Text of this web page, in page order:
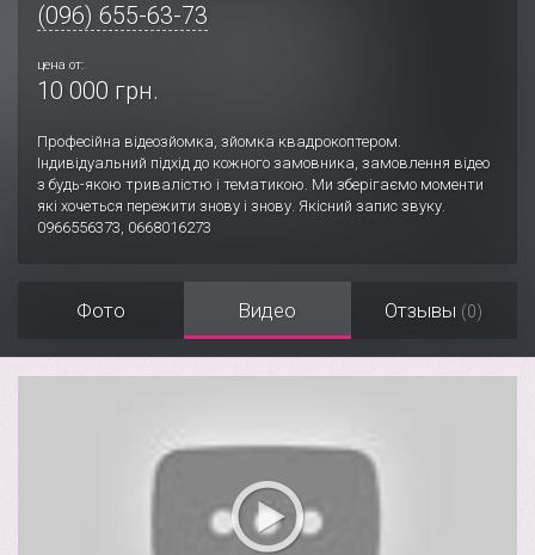
(096) 655-63-73
цена от:
10 000 грн.
Професійна відеозйомка, зйомка квадрокоптером.
Індивідуальний підхід до кожного замовника, замовлення відео
з будь-якою тривалістю і тематикою. Ми зберігаємо моменти
які хочеться пережити знову і знову. Якісний запис звуку.
0966556373, 0668016273
Фото Видео Отзывы (0)